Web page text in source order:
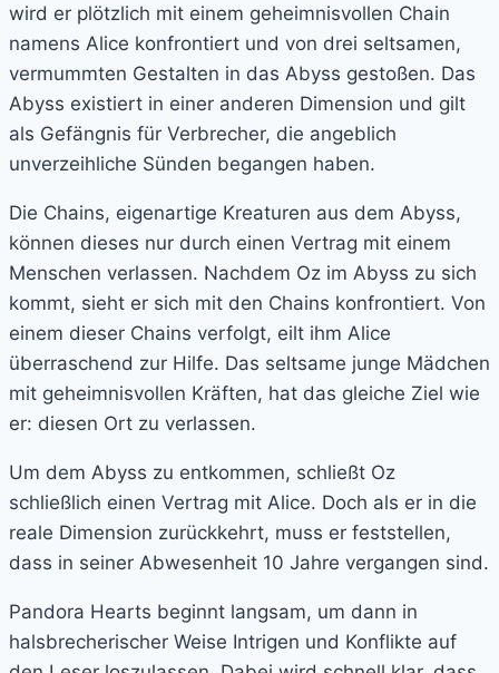
wird er plötzlich mit einem geheimnisvollen Chain
namens Alice konfrontiert und von drei seltsamen,
vermummten Gestalten in das Abyss gestoßen. Das
Abyss existiert in einer anderen Dimension und gilt
als Gefängnis für Verbrecher, die angeblich
unverzeihliche Sünden begangen haben.
Die Chains, eigenartige Kreaturen aus dem Abyss,
können dieses nur durch einen Vertrag mit einem
Menschen verlassen. Nachdem Oz im Abyss zu sich
kommt, sieht er sich mit den Chains konfrontiert. Von
einem dieser Chains verfolgt, eilt ihm Alice
überraschend zur Hilfe. Das seltsame junge Mädchen
mit geheimnisvollen Kräften, hat das gleiche Ziel wie
er: diesen Ort zu verlassen.
Um dem Abyss zu entkommen, schließt Oz
schließlich einen Vertrag mit Alice. Doch als er in die
reale Dimension zurückkehrt, muss er feststellen,
dass in seiner Abwesenheit 10 Jahre vergangen sind.
Pandora Hearts beginnt langsam, um dann in
halsbrecherischer Weise Intrigen und Konflikte auf